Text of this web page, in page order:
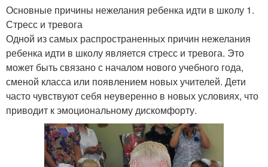
Основные причины нежелания ребенка идти в школу 1.
Стресс и тревога
Одной из самых распространенных причин нежелания
ребенка идти в школу является стресс и тревога. Это
может быть связано с началом нового учебного года,
сменой класса или появлением новых учителей. Дети
часто чувствуют себя неуверенно в новых условиях, что
приводит к эмоциональному дискомфорту.